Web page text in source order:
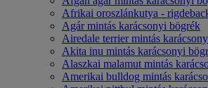
Afrikai oroszlánkutya -
Agár mintás karácsonyi bögrék
Airedale terrier mintás
Akita inu mintás karácsonyi
Alaszkai malamut mintás
Amerikai bulldog mintás